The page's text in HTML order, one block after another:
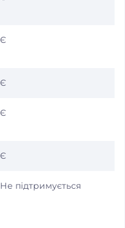
Є
Є
Є
Є
Не підтримується